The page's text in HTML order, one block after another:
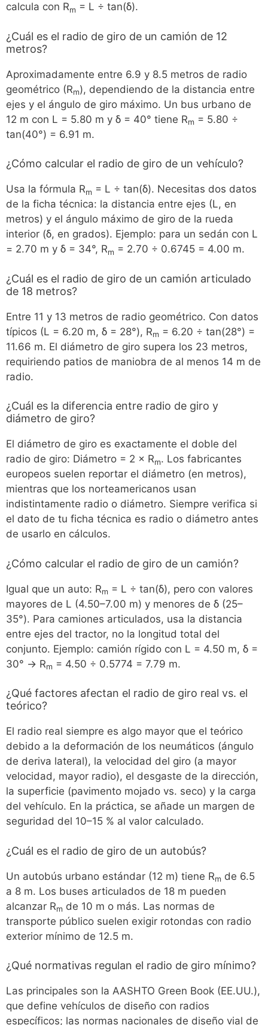
calcula con Rm = L ÷ tan(δ).
¿Cuál es el radio de giro de un camión de 12
metros?
Aproximadamente entre 6.9 y 8.5 metros de radio
geométrico (Rm), dependiendo de la distancia entre
ejes y el ángulo de giro máximo. Un bus urbano de
12 m con L = 5.80 m y δ = 40° tiene Rm = 5.80 ÷
tan(40°) = 6.91 m.
¿Cómo calcular el radio de giro de un vehículo?
Usa la fórmula Rm = L ÷ tan(δ). Necesitas dos datos
de la ficha técnica: la distancia entre ejes (L, en
metros) y el ángulo máximo de giro de la rueda
interior (δ, en grados). Ejemplo: para un sedán con L
= 2.70 m y δ = 34°, Rm = 2.70 ÷ 0.6745 = 4.00 m.
¿Cuál es el radio de giro de un camión articulado
de 18 metros?
Entre 11 y 13 metros de radio geométrico. Con datos
típicos (L = 6.20 m, δ = 28°), Rm = 6.20 ÷ tan(28°) =
11.66 m. El diámetro de giro supera los 23 metros,
requiriendo patios de maniobra de al menos 14 m de
radio.
¿Cuál es la diferencia entre radio de giro y
diámetro de giro?
El diámetro de giro es exactamente el doble del
radio de giro: Diámetro = 2 × Rm. Los fabricantes
europeos suelen reportar el diámetro (en metros),
mientras que los norteamericanos usan
indistintamente radio o diámetro. Siempre verifica si
el dato de tu ficha técnica es radio o diámetro antes
de usarlo en cálculos.
¿Cómo calcular el radio de giro de un camión?
Igual que un auto: Rm = L ÷ tan(δ), pero con valores
mayores de L (4.50–7.00 m) y menores de δ (25–
35°). Para camiones articulados, usa la distancia
entre ejes del tractor, no la longitud total del
conjunto. Ejemplo: camión rígido con L = 4.50 m, δ =
30° → Rm = 4.50 ÷ 0.5774 = 7.79 m.
¿Qué factores afectan el radio de giro real vs. el
teórico?
El radio real siempre es algo mayor que el teórico
debido a la deformación de los neumáticos (ángulo
de deriva lateral), la velocidad del giro (a mayor
velocidad, mayor radio), el desgaste de la dirección,
la superficie (pavimento mojado vs. seco) y la carga
del vehículo. En la práctica, se añade un margen de
seguridad del 10–15 % al valor calculado.
¿Cuál es el radio de giro de un autobús?
Un autobús urbano estándar (12 m) tiene Rm de 6.5
a 8 m. Los buses articulados de 18 m pueden
alcanzar Rm de 10 m o más. Las normas de
transporte público suelen exigir rotondas con radio
exterior mínimo de 12.5 m.
¿Qué normativas regulan el radio de giro mínimo?
Las principales son la AASHTO Green Book (EE.UU.),
que define vehículos de diseño con radios
específicos; las normas nacionales de diseño vial de